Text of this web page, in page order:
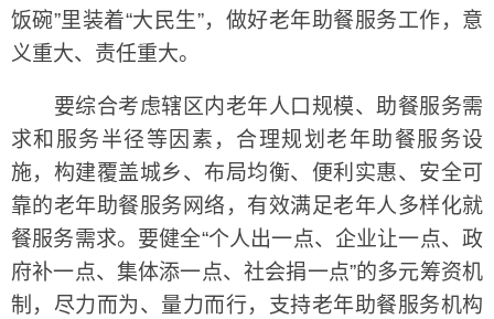
饭碗”里装着“大民生”，做好老年助餐服务工作，意
义重大、责任重大。
要综合考虑辖区内老年人口规模、助餐服务需
求和服务半径等因素，合理规划老年助餐服务设
施，构建覆盖城乡、布局均衡、便利实惠、安全可
靠的老年助餐服务网络，有效满足老年人多样化就
餐服务需求。要健全“个人出一点、企业让一点、政
府补一点、集体添一点、社会捐一点”的多元筹资机
制，尽力而为、量力而行，支持老年助餐服务机构